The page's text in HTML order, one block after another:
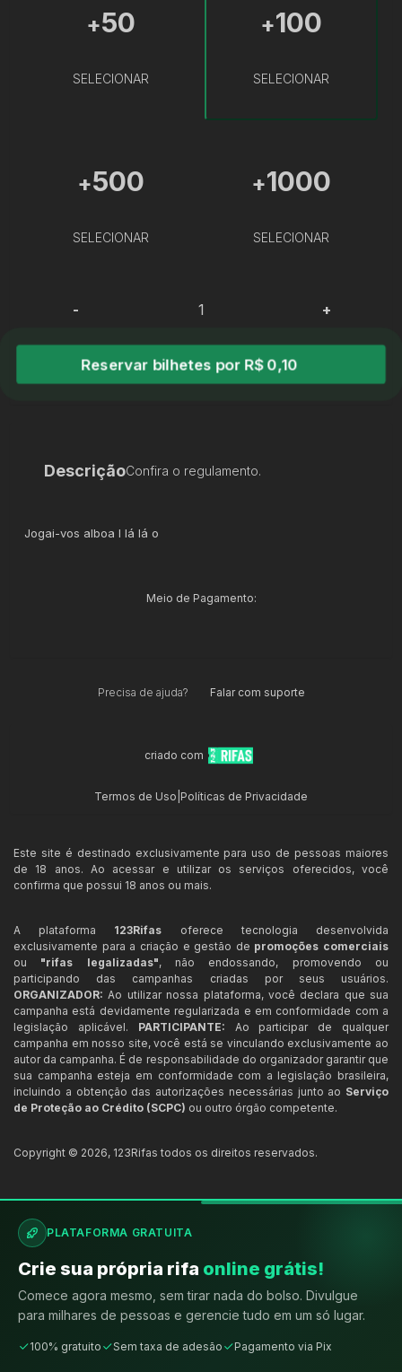
+50
SELECIONAR
+100
SELECIONAR
+500
SELECIONAR
+1000
SELECIONAR
- +
Reservar bilhetes por R$ 0,10
DescriçãoConfira o regulamento.
Jogai-vos alboa l lá lá o
Meio de Pagamento:
Precisa de ajuda? Falar com suporte
criado com
Termos de Uso Políticas de Privacidade
Este site é destinado exclusivamente para uso de pessoas maiores
de 18 anos. Ao acessar e utilizar os serviços oferecidos, você
confirma que possui 18 anos ou mais.
A plataforma 123Rifas oferece tecnologia desenvolvida
exclusivamente para a criação e gestão de promoções comerciais
ou "rifas legalizadas", não endossando, promovendo ou
participando das campanhas criadas por seus usuários.
ORGANIZADOR: Ao utilizar nossa plataforma, você declara que sua
campanha está devidamente regularizada e em conformidade com a
legislação aplicável. PARTICIPANTE: Ao participar de qualquer
campanha em nosso site, você está se vinculando exclusivamente ao
autor da campanha. É de responsabilidade do organizador garantir que
sua campanha esteja em conformidade com a legislação brasileira,
incluindo a obtenção das autorizações necessárias junto ao Serviço
de Proteção ao Crédito (SCPC) ou outro órgão competente.
Copyright © 2026, 123Rifas todos os direitos reservados.
PLATAFORMA GRATUITA
Crie sua própria rifa online grátis!
Comece agora mesmo, sem tirar nada do bolso. Divulgue
para milhares de pessoas e gerencie tudo em um só lugar.
100% gratuito Sem taxa de adesão Pagamento via Pix